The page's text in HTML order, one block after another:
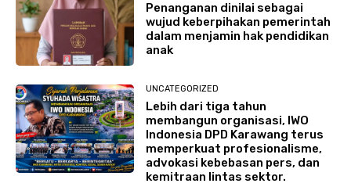
Penanganan dinilai sebagai
wujud keberpihakan pemerintah
dalam menjamin hak pendidikan
anak
UNCATEGORIZED
Lebih dari tiga tahun
membangun organisasi, IWO
Indonesia DPD Karawang terus
memperkuat profesionalisme,
advokasi kebebasan pers, dan
kemitraan lintas sektor.